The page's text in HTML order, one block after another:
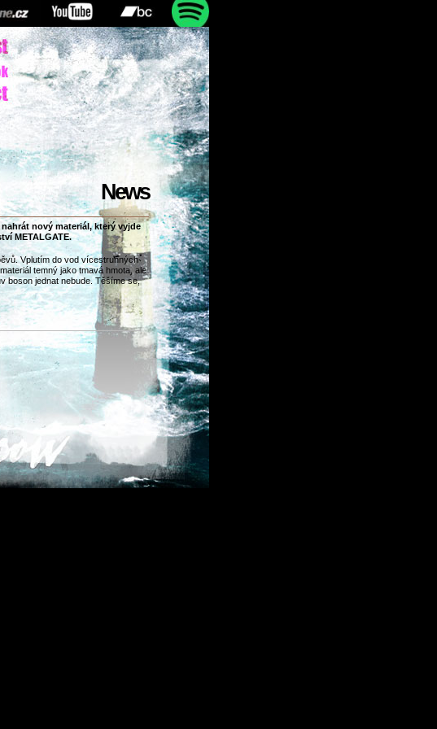
News
nový materiál, který vyjde
METALGATE.
Vplutím do vod vícestrunných
temný jako tmavá hmota, ale
boson jednat nebude. Těšíme se,